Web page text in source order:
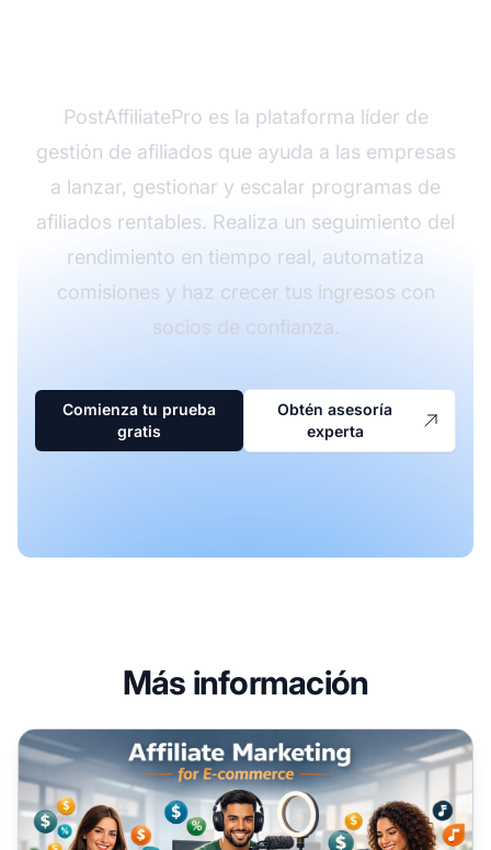
PostAffiliatePro es la plataforma líder de
gestión de afiliados que ayuda a las empresas
a lanzar, gestionar y escalar programas de
afiliados rentables. Realiza un seguimiento del
rendimiento en tiempo real, automatiza
comisiones y haz crecer tus ingresos con
socios de confianza.
Comienza tu prueba
gratis
Obtén asesoría
experta
Más información
Cómo el marketing de afiliados puede ayudar a tu